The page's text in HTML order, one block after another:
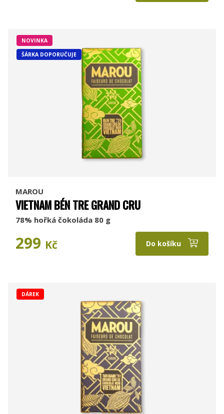
NOVINKA
ŠÁRKA DOPORUČUJE
MAROU
VIETNAM BÉN TRE GRAND CRU
78% hořká čokoláda 80 g
299 Kč Do košíku
DÁREK